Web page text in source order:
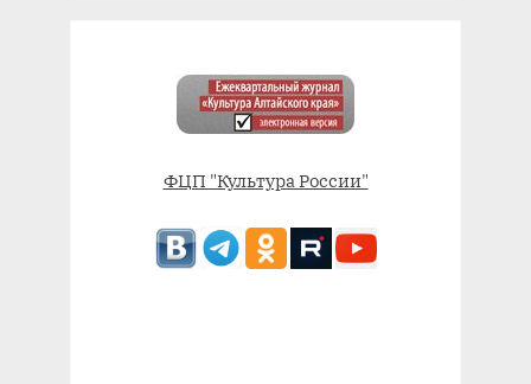
ФЦП "Культура России"